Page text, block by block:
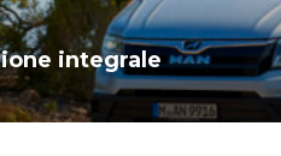
integrale